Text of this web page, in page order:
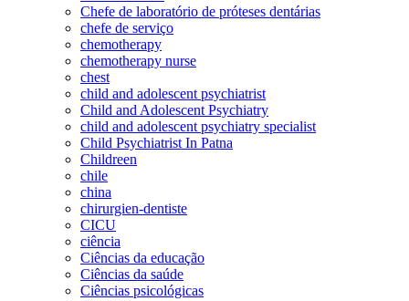
Chefe de laboratório de próteses dentárias
chefe de serviço
chemotherapy
chemotherapy nurse
chest
child and adolescent psychiatrist
Child and Adolescent Psychiatry
child and adolescent psychiatry specialist
Child Psychiatrist In Patna
Childreen
chile
china
chirurgien-dentiste
CICU
ciência
Ciências da educação
Ciências da saúde
Ciências psicológicas